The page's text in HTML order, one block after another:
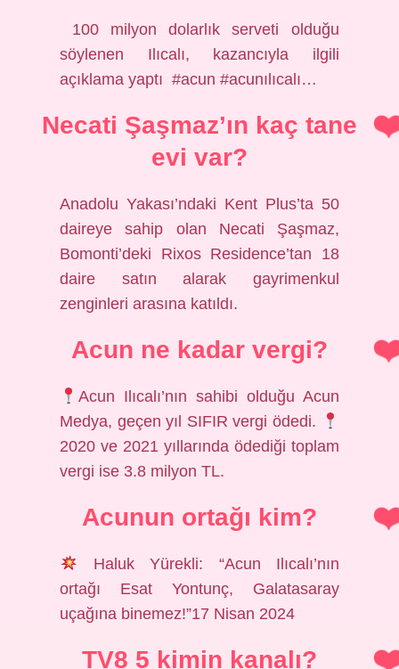
⁣ 100 milyon dolarlık serveti olduğu
söylenen Ilıcalı, kazancıyla ilgili
açıklama yaptı⁣ ⁣ #acun #acunılıcalı…
Necati Şaşmaz’ın kaç tane
evi var?
Anadolu Yakası’ndaki Kent Plus’ta 50
daireye sahip olan Necati Şaşmaz,
Bomonti’deki Rixos Residence’tan 18
daire satın alarak gayrimenkul
zenginleri arasına katıldı.
Acun ne kadar vergi?
Acun Ilıcalı’nın sahibi olduğu Acun
Medya, geçen yıl SIFIR vergi ödedi.
2020 ve 2021 yıllarında ödediği toplam
vergi ise 3.8 milyon TL.
Acunun ortağı kim?
Haluk Yürekli: “Acun Ilıcalı’nın
ortağı Esat Yontunç, Galatasaray
uçağına binemez!”17 Nisan 2024
TV8 5 kimin kanalı?